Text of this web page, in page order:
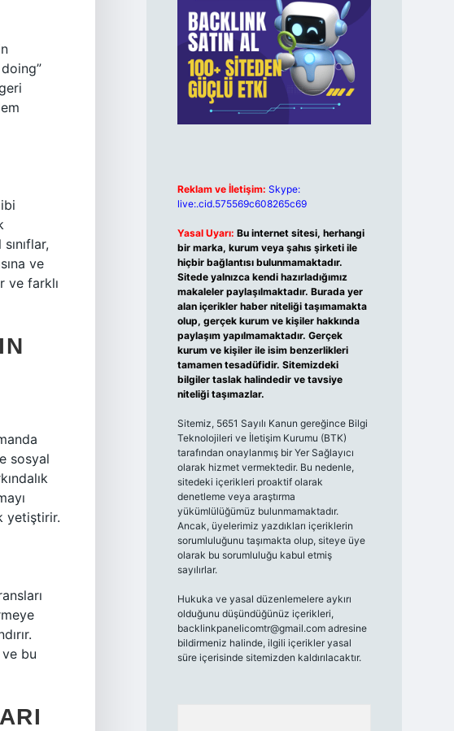
ve
ve farklı
sosyal
yetiştirir.
bu
Reklam ve İletişim: Skype:
live:.cid.575569c608265c69
Yasal Uyarı: Bu internet sitesi, herhangi
bir marka, kurum veya şahıs şirketi ile
hiçbir bağlantısı bulunmamaktadır.
Sitede yalnızca kendi hazırladığımız
makaleler paylaşılmaktadır. Burada yer
alan içerikler haber niteliği taşımamakta
olup, gerçek kurum ve kişiler hakkında
paylaşım yapılmamaktadır. Gerçek
kurum ve kişiler ile isim benzerlikleri
tamamen tesadüfidir. Sitemizdeki
bilgiler taslak halindedir ve tavsiye
niteliği taşımazlar.
Sitemiz, 5651 Sayılı Kanun gereğince Bilgi
Teknolojileri ve İletişim Kurumu (BTK)
tarafından onaylanmış bir Yer Sağlayıcı
olarak hizmet vermektedir. Bu nedenle,
sitedeki içerikleri proaktif olarak
denetleme veya araştırma
yükümlülüğümüz bulunmamaktadır.
Ancak, üyelerimiz yazdıkları içeriklerin
sorumluluğunu taşımakta olup, siteye üye
olarak bu sorumluluğu kabul etmiş
sayılırlar.
Hukuka ve yasal düzenlemelere aykırı
olduğunu düşündüğünüz içerikleri,
backlinkpanelicomtr@gmail.comadresine
bildirmeniz halinde, ilgili içerikler yasal
süre içerisinde sitemizden kaldırılacaktır.